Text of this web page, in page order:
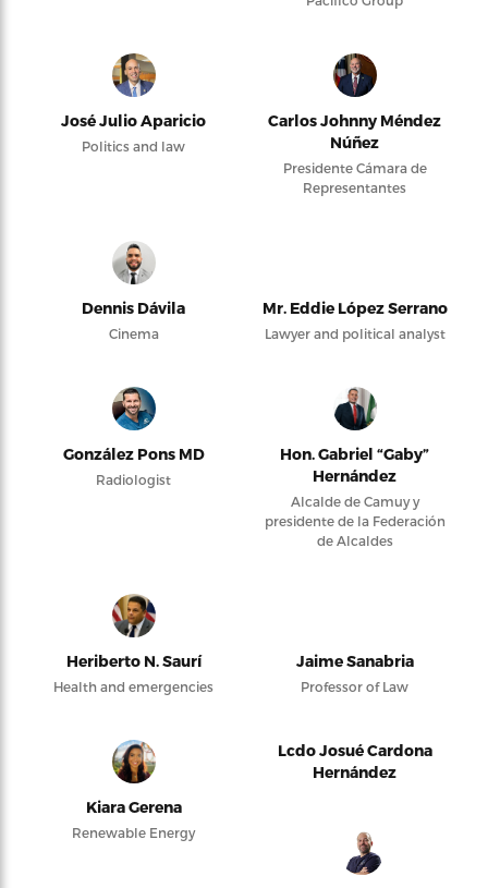
José Julio Aparicio
Politics and law
Carlos Johnny Méndez
Núñez
Presidente Cámara de
Representantes
Dennis Dávila
Cinema
Mr. Eddie López Serrano
Lawyer and political analyst
González Pons MD
Radiologist
Hon. Gabriel “Gaby”
Hernández
Alcalde de Camuy y
presidente de la Federación
de Alcaldes
Heriberto N. Saurí
Health and emergencies
Jaime Sanabria
Professor of Law
Kiara Gerena
Renewable Energy
Lcdo Josué Cardona
Hernández